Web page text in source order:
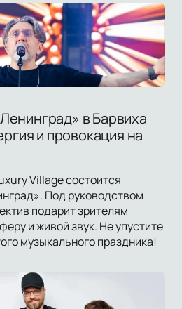
в Барвиха
и провокация на
Village состоится
Под руководством
подарит зрителям
и живой звук. Не упустите
музыкального праздника!